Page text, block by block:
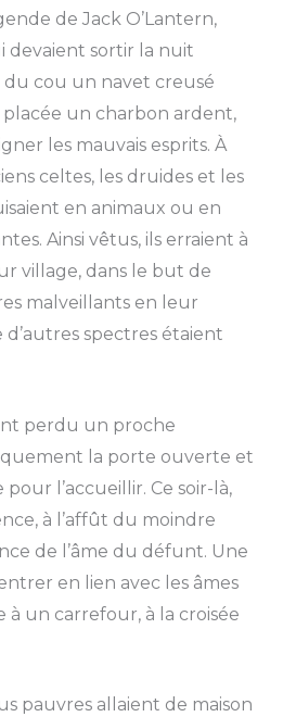
de Jack O’Lantern,
devaient sortir la nuit
cou un navet creusé
un charbon ardent,
les mauvais esprits. À
celtes, les druides et les
en animaux ou en
Ainsi vêtus, ils erraient à
village, dans le but de
malveillants en leur
spectres étaient
perdu un proche
la porte ouverte et
l’accueillir. Ce soir-là,
à l’affût du moindre
de l’âme du défunt. Une
en lien avec les âmes
à un carrefour, à la croisée
pauvres allaient de maison